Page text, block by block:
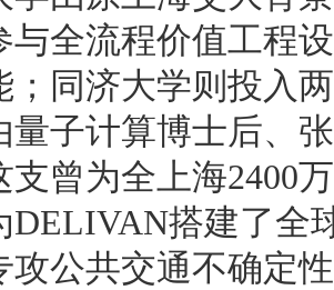
与全流程价值工程
；同济大学则投入
量子计算博士后、
支曾为全上海2400
DELIVAN搭建了全
攻公共交通不确定